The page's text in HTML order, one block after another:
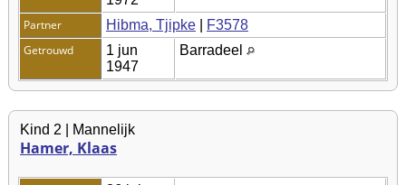
Partner Hibma, Tjipke
F3578
Getrouwd
1 jun
1947
Barradeel
Kind 2 | Mannelijk
Hamer, Klaas